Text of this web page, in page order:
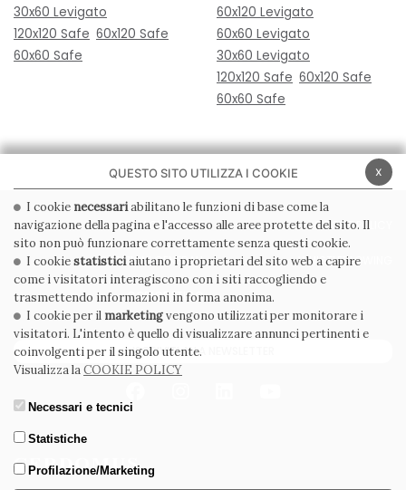
30x60 Levigato
120x120 Safe 60x120 Safe
60x60 Safe
60x120 Levigato
60x60 Levigato
30x60 Levigato
120x120 Safe 60x120 Safe
60x60 Safe
PRIVACY POLICY COOKIE POLICY
CONDIZIONI GENERALI WHISTLEBLOWING
CODICE ETICO
ISCRIVITI ALLA NEWSLETTER
x
QUESTO SITO UTILIZZA I COOKIE
I cookie necessariabilitano le funzioni di base come la
navigazione della pagina e l'accesso alle aree protette del sito. Il
sito non può funzionare correttamente senza questi cookie.
I cookiestatisticiaiutano i proprietari del sito web a capire
come i visitatori interagiscono con i siti raccogliendo e
trasmettendo informazioni in forma anonima.
I cookie per il marketingvengono utilizzati per monitorare i
visitatori. L'intento è quello di visualizzare annunci pertinenti e
coinvolgenti per il singolo utente.
Visualizza laCOOKIE POLICY
Necessari e tecnici
Statistiche
Profilazione/Marketing